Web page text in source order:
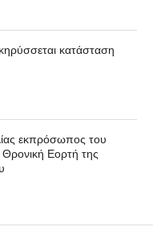
κατάσταση
εκπρόσωπος του
Θρονική Εορτή της